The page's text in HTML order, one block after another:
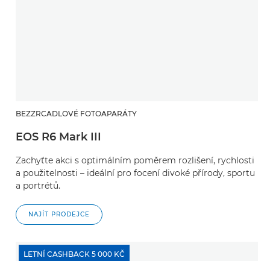
BEZZRCADLOVÉ FOTOAPARÁTY
EOS R6 Mark III
Zachyťte akci s optimálním poměrem rozlišení, rychlosti
a použitelnosti – ideální pro focení divoké přírody, sportu
a portrétů.
NAJÍT PRODEJCE
LETNÍ CASHBACK 5 000 KČ